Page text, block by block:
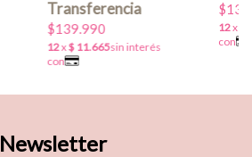
$139.990
Newsletter